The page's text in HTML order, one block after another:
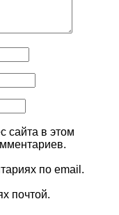
сайта в этом
по email.
почтой.